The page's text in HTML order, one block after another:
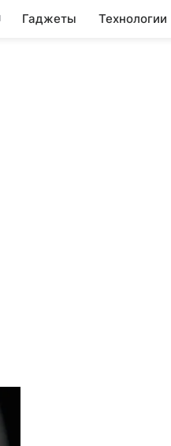
Гаджеты Технологии